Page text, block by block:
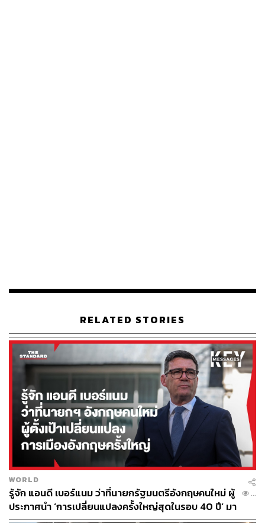
RELATED STORIES
WORLD
รู้จัก แอนดี เบอร์แนม ว่าที่นายกรัฐมนตรีอังกฤษคนใหม่ ผู้
ประกาศนำ ‘การเปลี่ยนแปลงครั้งใหญ่สุดในรอบ 40 ปี’ มา
...